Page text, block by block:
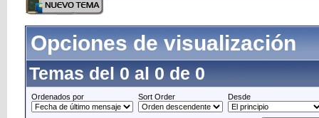
Opciones de visualización
Temas del 0 al 0 de 0
Ordenados por Sort Order Desde